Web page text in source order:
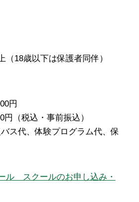
（18歳以下は保護者同伴）
円
（税込・事前振込）
バス代、体験プログラム代、保
ル スクールのお申し込み・